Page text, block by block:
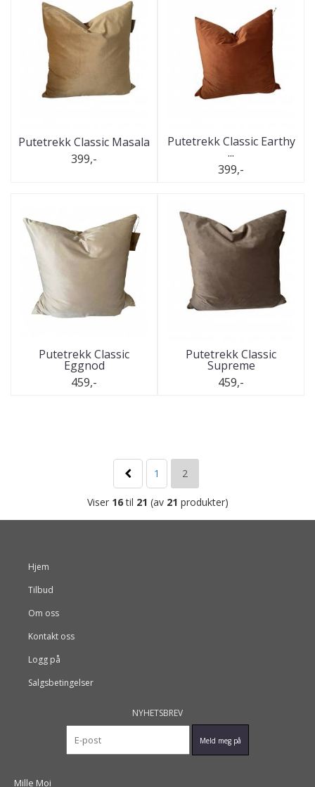
Putetrekk Classic Masala
399,-
Putetrekk Classic Earthy
...
399,-
Putetrekk Classic
Eggnod
459,-
Putetrekk Classic
Supreme
459,-
1 2
Viser 16til 21 (av 21 produkter)
Hjem
Tilbud
Om oss
Kontakt oss
Logg på
Salgsbetingelser
NYHETSBREV
Mille Moi